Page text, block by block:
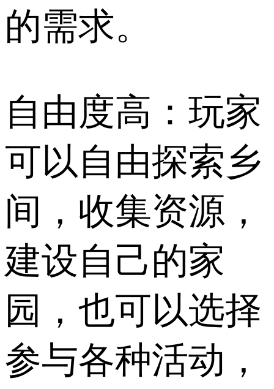
的需求。
自由度高：玩家
可以自由探索乡
间，收集资源，
建设自己的家
园，也可以选择
参与各种活动，